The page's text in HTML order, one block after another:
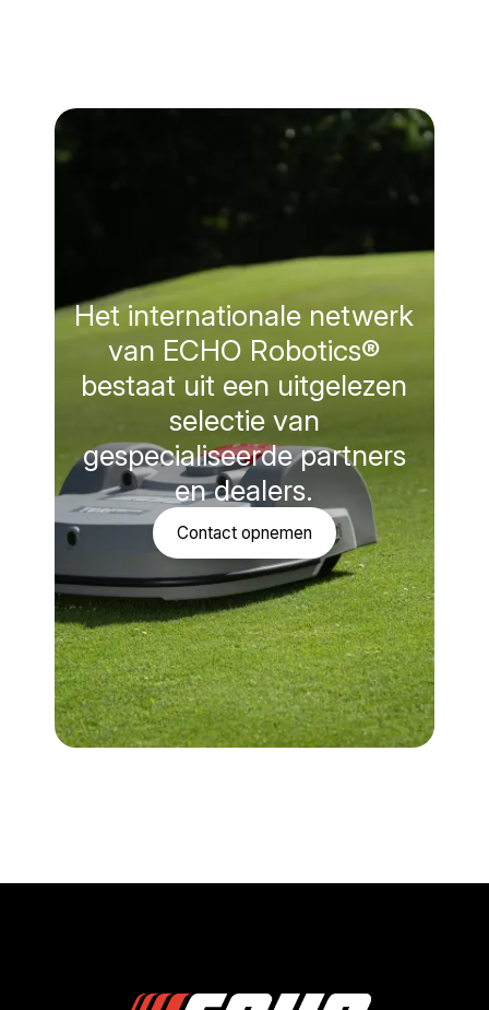
Het internationale netwerk
van ECHO Robotics®
bestaat uit een uitgelezen
selectie van
gespecialiseerde partners
en dealers.
Contact opnemen